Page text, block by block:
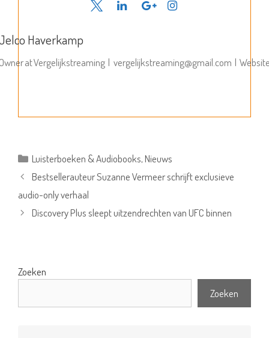
Haverkamp
atVergelijkstreaming | vergelijkstreaming@gmail.com |
Categorieën
Luisterboeken & Audiobooks,Nieuws
Bestsellerauteur Suzanne Vermeer schrijft exclusieve
audio-only verhaal
Discovery Plus sleept uitzendrechten van UFC binnen
Zoeken
Zoeken